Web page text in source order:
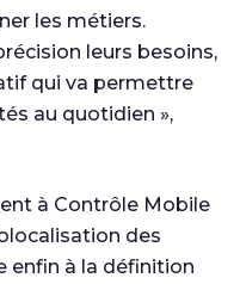
les métiers.
leurs besoins,
qui va permettre
au quotidien »,
à Contrôle Mobile
des
enfin à la définition